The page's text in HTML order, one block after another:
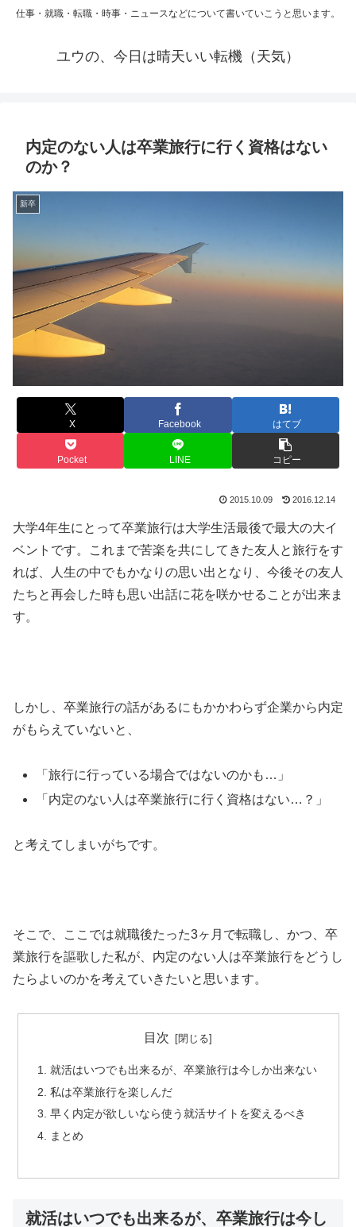
仕事・就職・転職・時事・ニュースなどについて書いていこうと思います。
ユウの、今日は晴天いい転機（天気）
内定のない人は卒業旅行に行く資格はない
のか？
新卒
X Facebook はてブ
Pocket LINE コピー
2015.10.09 2016.12.14
大学4年生にとって卒業旅行は大学生活最後で最大の大イ
ベントです。これまで苦楽を共にしてきた友人と旅行をす
れば、人生の中でもかなりの思い出となり、今後その友人
たちと再会した時も思い出話に花を咲かせることが出来ま
す。
しかし、卒業旅行の話があるにもかかわらず企業から内定
がもらえていないと、
「旅行に行っている場合ではないのかも…」
「内定のない人は卒業旅行に行く資格はない…？」
と考えてしまいがちです。
そこで、ここでは就職後たった3ヶ月で転職し、かつ、卒
業旅行を謳歌した私が、内定のない人は卒業旅行をどうし
たらよいのかを考えていきたいと思います。
目次
就活はいつでも出来るが、卒業旅行は今しか出来ない
私は卒業旅行を楽しんだ
早く内定が欲しいなら使う就活サイトを変えるべき
まとめ
就活はいつでも出来るが、卒業旅行は今し